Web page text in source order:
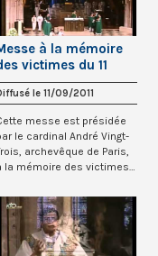
à la mémoire
victimes du 11
2001
le 11/09/2011
messe est présidée
le cardinal André Vingt-
archevêque de Paris,
la mémoire des victimes